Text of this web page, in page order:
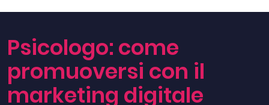
Psicologo: come
promuoversi con il
marketing digitale